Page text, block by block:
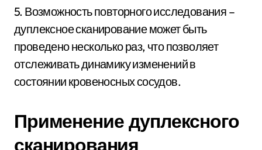
5. Возможность повторного исследования –
дуплексное сканирование может быть
проведено несколько раз, что позволяет
отслеживать динамику изменений в
состоянии кровеносных сосудов.
Применение дуплексного
сканирования